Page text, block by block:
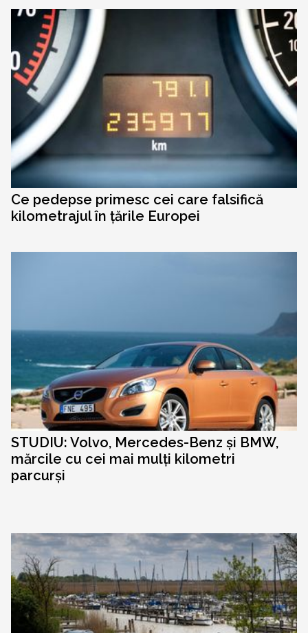
Ce pedepse primesc cei care falsifică
kilometrajul în țările Europei
STUDIU: Volvo, Mercedes-Benz și BMW,
mărcile cu cei mai mulți kilometri
parcurși